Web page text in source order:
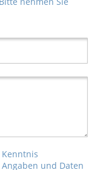
und Daten